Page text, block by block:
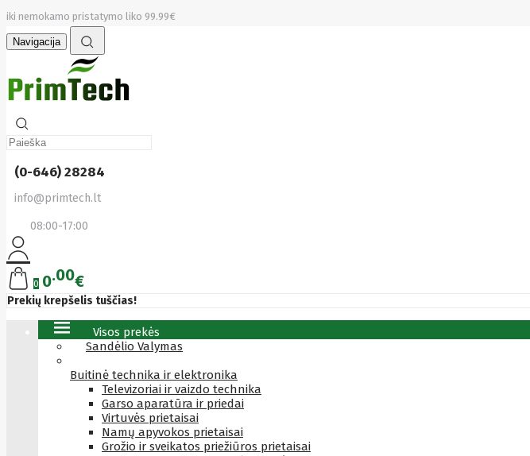
iki nemokamo pristatymo liko 99.99€
Navigacija
(0-646) 28284
info@primtech.lt
08:00-17:00
0 0 00€
Prekių krepšelis tuščias!
Visos prekės
Sandėlio Valymas
Buitinė technika ir elektronika
Televizoriai ir vaizdo technika
Garso aparatūra ir priedai
Virtuvės prietaisai
Namų apyvokos prietaisai
Grožio ir sveikatos priežiūros prietaisai